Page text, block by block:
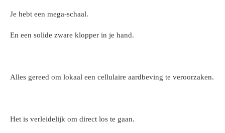
Je hebt een mega-schaal.
En een solide zware klopper in je hand.
Alles gereed om lokaal een cellulaire aardbeving te veroorzaken.
Het is verleidelijk om direct los te gaan.